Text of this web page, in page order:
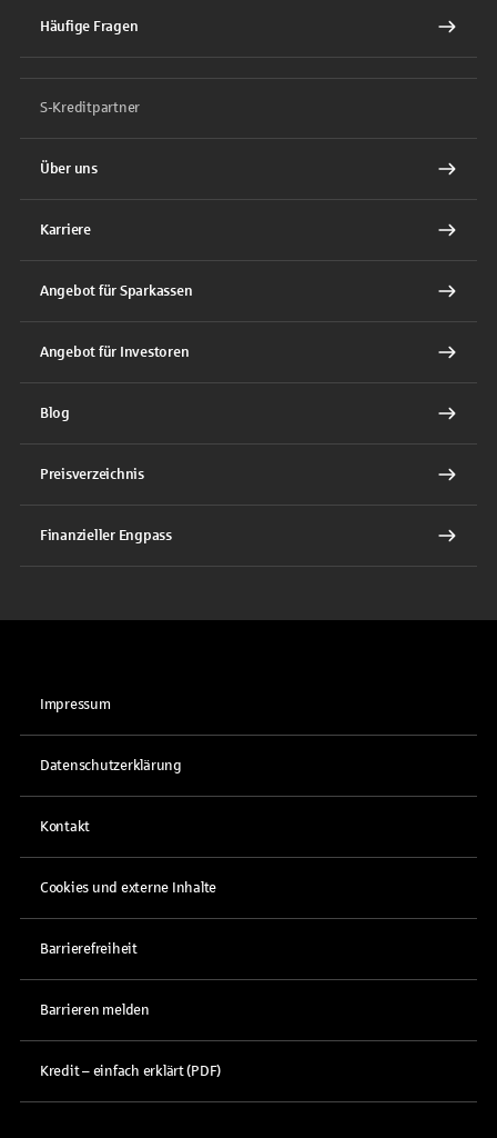
Häufige Fragen
S-Kreditpartner
Über uns
Karriere
Angebot für Sparkassen
Angebot für Investoren
Blog
Preisverzeichnis
Finanzieller Engpass
Impressum
Datenschutzerklärung
Kontakt
Cookies und externe Inhalte
Barrierefreiheit
Barrieren melden
Kredit – einfach erklärt (PDF)